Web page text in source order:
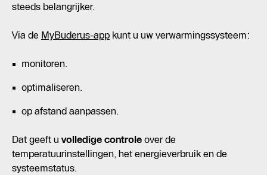
steeds belangrijker.
Via de MyBuderus-app kunt u uw verwarmingssysteem:
monitoren.
optimaliseren.
op afstand aanpassen.
Dat geeft u volledige controle over de
temperatuurinstellingen, het energieverbruik en de
systeemstatus.